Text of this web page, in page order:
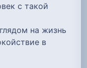
с такой
на жизнь
в